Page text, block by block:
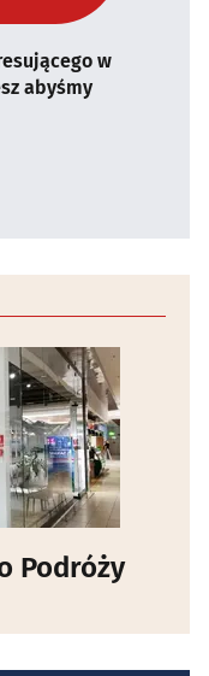
w
abyśmy
Podróży